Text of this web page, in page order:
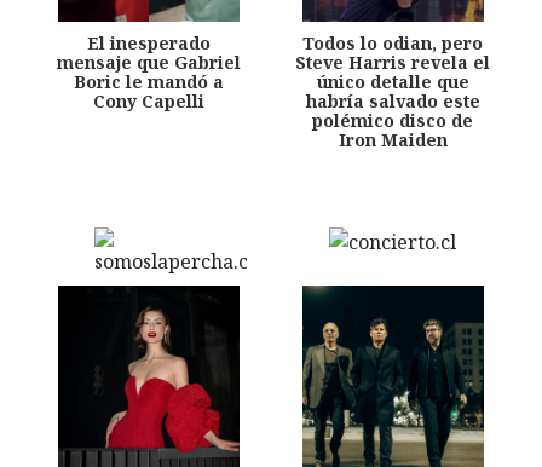
El inesperado
mensaje que Gabriel
Boric le mandó a
Cony Capelli
Todos lo odian, pero
Steve Harris revela el
único detalle que
habría salvado este
polémico disco de
Iron Maiden